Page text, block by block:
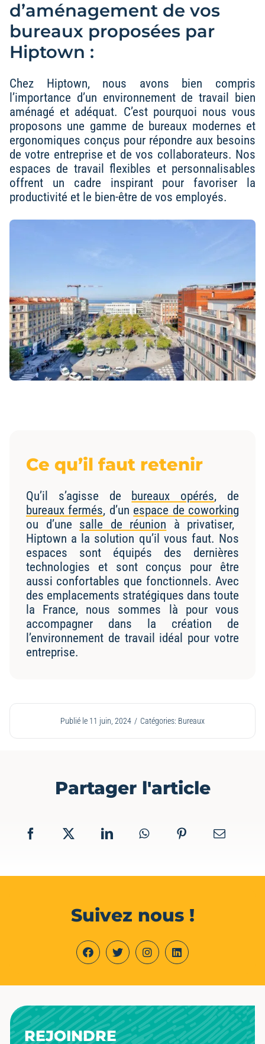
d’aménagement de vos
bureaux proposées par
Hiptown :
Chez Hiptown, nous avons bien compris
l’importance d’un environnement de travail bien
aménagé et adéquat. C’est pourquoi nous vous
proposons une gamme de bureaux modernes et
ergonomiques conçus pour répondre aux besoins
de votre entreprise et de vos collaborateurs. Nos
espaces de travail flexibles et personnalisables
offrent un cadre inspirant pour favoriser la
productivité et le bien-être de vos employés.
Ce qu’il faut retenir
Qu’il s’agisse de bureaux opérés, de
bureaux fermés, d’un espace de coworking
ou d’une salle de réunion à privatiser,
Hiptown a la solution qu’il vous faut. Nos
espaces sont équipés des dernières
technologies et sont conçus pour être
aussi confortables que fonctionnels. Avec
des emplacements stratégiques dans toute
la France, nous sommes là pour vous
accompagner dans la création de
l’environnement de travail idéal pour votre
entreprise.
Publié le 11 juin, 2024 / Catégories: Bureaux
Partager l'article
Suivez nous !
REJOINDRE